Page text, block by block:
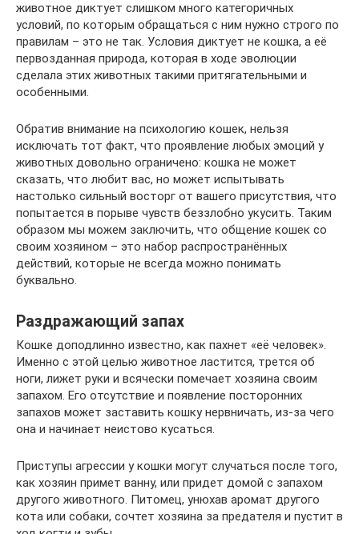
животное диктует слишком много категоричных
условий, по которым обращаться с ним нужно строго по
правилам – это не так. Условия диктует не кошка, а её
первозданная природа, которая в ходе эволюции
сделала этих животных такими притягательными и
особенными.
Обратив внимание на психологию кошек, нельзя
исключать тот факт, что проявление любых эмоций у
животных довольно ограничено: кошка не может
сказать, что любит вас, но может испытывать
настолько сильный восторг от вашего присутствия, что
попытается в порыве чувств беззлобно укусить. Таким
образом мы можем заключить, что общение кошек со
своим хозяином – это набор распространённых
действий, которые не всегда можно понимать
буквально.
Раздражающий запах
Кошке доподлинно известно, как пахнет «её человек».
Именно с этой целью животное ластится, трется об
ноги, лижет руки и всячески помечает хозяина своим
запахом. Его отсутствие и появление посторонних
запахов может заставить кошку нервничать, из-за чего
она и начинает неистово кусаться.
Приступы агрессии у кошки могут случаться после того,
как хозяин примет ванну, или придет домой с запахом
другого животного. Питомец, унюхав аромат другого
кота или собаки, сочтет хозяина за предателя и пустит в